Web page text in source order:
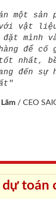
một sản
với vật
mình
để cố
nhất,
đến
/ CEO
dự toán